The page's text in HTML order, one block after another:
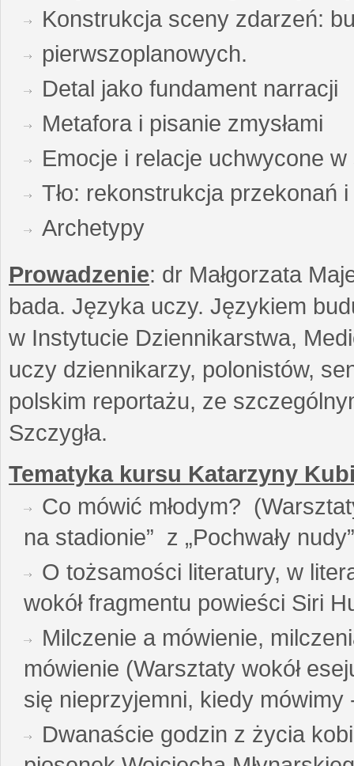
Konstrukcja sceny zdarzeń:
pierwszoplanowych.
Detal jako fundament narracji
Metafora i pisanie zmysłami
Emocje i relacje uchwycone
Tło: rekonstrukcja przekonań
Archetypy
Prowadzenie: dr Małgorzata
bada. Języka uczy. Językiem
w Instytucie Dziennikarstwa,
uczy dziennikarzy, polonistów,
polskim reportażu, ze
Szczygła.
Tematyka kursu Katarzyny
Co mówić młodym?
na stadionie” z „Pochwały
O tożsamości literatury, w
wokół fragmentu powieści Siri
Milczenie a mówienie,
mówienie (Warsztaty wokół
się nieprzyjemni, kiedy mówimy
Dwanaście godzin z życia